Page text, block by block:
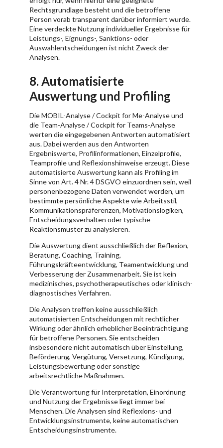
Rechtsgrundlage besteht und die betroffene
Person vorab transparent darüber informiert wurde.
Eine verdeckte Nutzung individueller Ergebnisse für
Leistungs-, Eignungs-, Sanktions- oder
Auswahlentscheidungen ist nicht Zweck der
Analysen.
8. Automatisierte
Auswertung und Profiling
Die MOBIL-Analyse / Cockpit for Me-Analyse und
die Team-Analyse / Cockpit for Teams-Analyse
werten die eingegebenen Antworten automatisiert
aus. Dabei werden aus den Antworten
Ergebniswerte, Profilinformationen, Einzelprofile,
Teamprofile und Reflexionshinweise erzeugt. Diese
automatisierte Auswertung kann als Profiling im
Sinne von Art. 4 Nr. 4 DSGVO einzuordnen sein, weil
personenbezogene Daten verwendet werden, um
bestimmte persönliche Aspekte wie Arbeitsstil,
Kommunikationspräferenzen, Motivationslogiken,
Entscheidungsverhalten oder typische
Reaktionsmuster zu analysieren.
Die Auswertung dient ausschließlich der Reflexion,
Beratung, Coaching, Training,
Führungskräfteentwicklung, Teamentwicklung und
Verbesserung der Zusammenarbeit. Sie ist kein
medizinisches, psychotherapeutisches oder klinisch-
diagnostisches Verfahren.
Die Analysen treffen keine ausschließlich
automatisierten Entscheidungen mit rechtlicher
Wirkung oder ähnlich erheblicher Beeinträchtigung
für betroffene Personen. Sie entscheiden
insbesondere nicht automatisch über Einstellung,
Beförderung, Vergütung, Versetzung, Kündigung,
Leistungsbewertung oder sonstige
arbeitsrechtliche Maßnahmen.
Die Verantwortung für Interpretation, Einordnung
und Nutzung der Ergebnisse liegt immer bei
Menschen. Die Analysen sind Reflexions- und
Entwicklungsinstrumente, keine automatischen
Entscheidungsinstrumente.